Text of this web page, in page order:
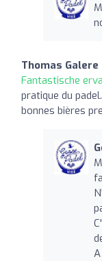
Thomas Galere
Fantastische
pratique du
bonnes bières